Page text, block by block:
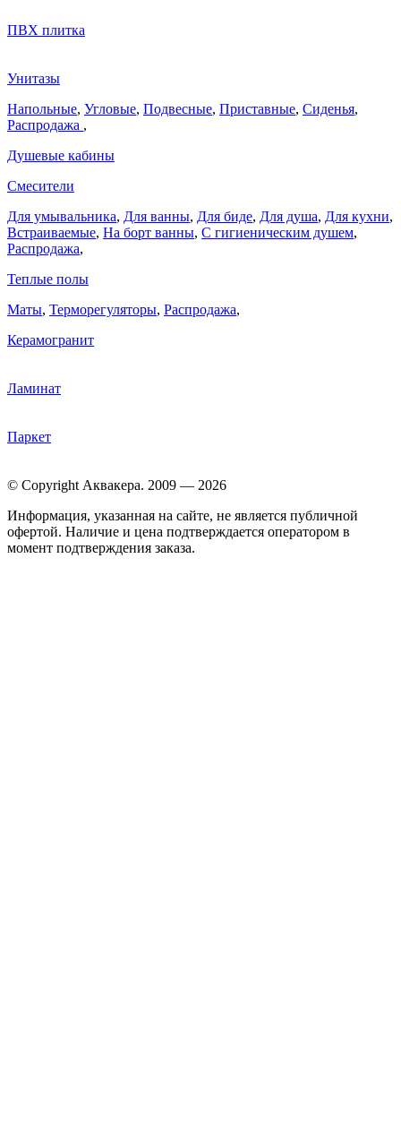
ПВХ плитка
Унитазы
Напольные, Угловые, Подвесные, Приставные, Сиденья,
Распродажа ,
Душевые кабины
Смесители
Для умывальника, Для ванны, Для биде, Для душа, Для кухни,
Встраиваемые, На борт ванны, C гигиеническим душем,
Распродажа,
Теплые полы
Маты, Терморегуляторы, Распродажа,
Керамогранит
Ламинат
Паркет
© Copyright Аквакера. 2009 — 2026
Информация, указанная на сайте, не является публичной
офертой. Наличие и цена подтверждается оператором в
момент подтверждения заказа.